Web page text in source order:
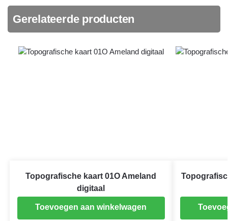
Gerelateerde producten
Topografische kaart 01O Ameland
digitaal
Toevoegen aan winkelwagen